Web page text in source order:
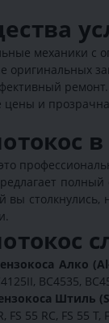
механики с
оригинальных
ремонт.
цены и
полный
вы
Алко
BC4535,
Штиль
FS 55 RC, FS 55